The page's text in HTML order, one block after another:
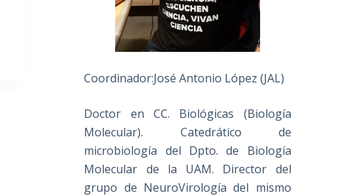
Coordinador:José Antonio López (JAL)
Doctor en CC. Biológicas (Biología
Molecular). Catedrático de
microbiología del Dpto. de Biología
Molecular de la UAM. Director del
grupo de NeuroVirología del mismo